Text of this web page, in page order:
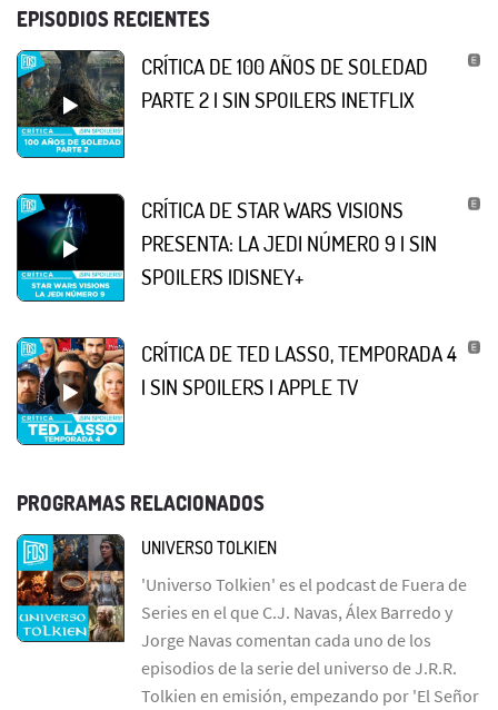
EPISODIOS RECIENTES
CRÍTICA DE 100 AÑOS DE SOLEDAD
PARTE 2 | SIN SPOILERS |NETFLIX
CRÍTICA DE STAR WARS VISIONS
PRESENTA: LA JEDI NÚMERO 9 | SIN
SPOILERS |DISNEY+
CRÍTICA DE TED LASSO, TEMPORADA 4
| SIN SPOILERS | APPLE TV
PROGRAMAS RELACIONADOS
UNIVERSO TOLKIEN
'Universo Tolkien' es el podcast de Fuera de
Series en el que C.J. Navas, Álex Barredo y
Jorge Navas comentan cada uno de los
episodios de la serie del universo de J.R.R.
Tolkien en emisión, empezando por 'El Señor